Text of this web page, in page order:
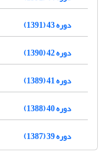
دوره 43 (1391)
دوره 42 (1390)
دوره 41 (1389)
دوره 40 (1388)
دوره 39 (1387)